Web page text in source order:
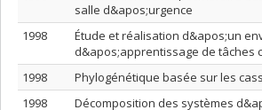
salle d&apos;urgence
1998
Étude et réalisation d&apos;un
d&apos;apprentissage de tâches
1998
Phylogénétique basée sur les
1998
Décomposition des systèmes